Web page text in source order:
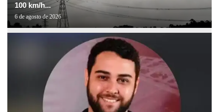
100 km/h...
6 de agosto de 2026